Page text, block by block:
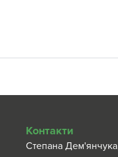
Контакти
Степана